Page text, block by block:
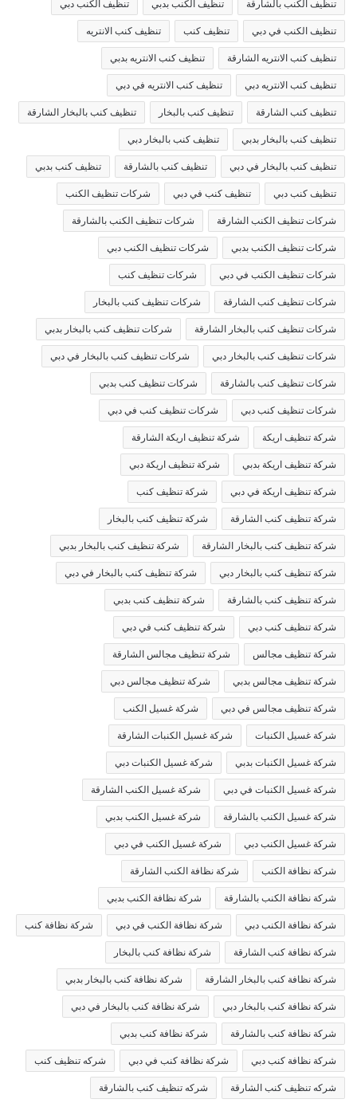
تنظيف الكنب بالشارقة تنظيف الكنب بدبي تنظيف الكنب دبي
تنظيف الكنب في دبي تنظيف كنب تنظيف كنب الانتريه
تنظيف كنب الانتريه الشارقة تنظيف كنب الانتريه بدبي
تنظيف كنب الانتريه دبي تنظيف كنب الانتريه في دبي
تنظيف كنب الشارقة تنظيف كنب بالبخار تنظيف كنب بالبخار الشارقة
تنظيف كنب بالبخار بدبي تنظيف كنب بالبخار دبي
تنظيف كنب بالبخار في دبي تنظيف كنب بالشارقة تنظيف كنب بدبي
تنظيف كنب دبي تنظيف كنب في دبي شركات تنظيف الكنب
شركات تنظيف الكنب الشارقة شركات تنظيف الكنب بالشارقة
شركات تنظيف الكنب بدبي شركات تنظيف الكنب دبي
شركات تنظيف الكنب في دبي شركات تنظيف كنب
شركات تنظيف كنب الشارقة شركات تنظيف كنب بالبخار
شركات تنظيف كنب بالبخار الشارقة شركات تنظيف كنب بالبخار بدبي
شركات تنظيف كنب بالبخار دبي شركات تنظيف كنب بالبخار في دبي
شركات تنظيف كنب بالشارقة شركات تنظيف كنب بدبي
شركات تنظيف كنب دبي شركات تنظيف كنب في دبي
شركة تنظيف اريكة شركة تنظيف اريكة الشارقة
شركة تنظيف اريكة بدبي شركة تنظيف اريكة دبي
شركة تنظيف اريكة في دبي شركة تنظيف كنب
شركة تنظيف كنب الشارقة شركة تنظيف كنب بالبخار
شركة تنظيف كنب بالبخار الشارقة شركة تنظيف كنب بالبخار بدبي
شركة تنظيف كنب بالبخار دبي شركة تنظيف كنب بالبخار في دبي
شركة تنظيف كنب بالشارقة شركة تنظيف كنب بدبي
شركة تنظيف كنب دبي شركة تنظيف كنب في دبي
شركة تنظيف مجالس شركة تنظيف مجالس الشارقة
شركة تنظيف مجالس بدبي شركة تنظيف مجالس دبي
شركة تنظيف مجالس في دبي شركة غسيل الكنب
شركة غسيل الكنبات شركة غسيل الكنبات الشارقة
شركة غسيل الكنبات بدبي شركة غسيل الكنبات دبي
شركة غسيل الكنبات في دبي شركة غسيل الكنب الشارقة
شركة غسيل الكنب بالشارقة شركة غسيل الكنب بدبي
شركة غسيل الكنب دبي شركة غسيل الكنب في دبي
شركة نظافة الكنب شركة نظافة الكنب الشارقة
شركة نظافة الكنب بالشارقة شركة نظافة الكنب بدبي
شركة نظافة الكنب دبي شركة نظافة الكنب في دبي شركة نظافة كنب
شركة نظافة كنب الشارقة شركة نظافة كنب بالبخار
شركة نظافة كنب بالبخار الشارقة شركة نظافة كنب بالبخار بدبي
شركة نظافة كنب بالبخار دبي شركة نظافة كنب بالبخار في دبي
شركة نظافة كنب بالشارقة شركة نظافة كنب بدبي
شركة نظافة كنب دبي شركة نظافة كنب في دبي شركه تنظيف كنب
شركه تنظيف كنب الشارقة شركه تنظيف كنب بالشارقة